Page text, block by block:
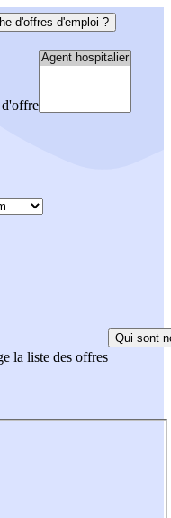
d'offres d'emploi ?
d'offre
la liste des offres
Qui sont